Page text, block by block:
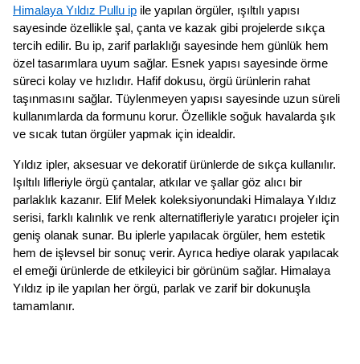
Himalaya Yıldız Pullu ip ile yapılan örgüler, ışıltılı yapısı
sayesinde özellikle şal, çanta ve kazak gibi projelerde sıkça
tercih edilir. Bu ip, zarif parlaklığı sayesinde hem günlük hem
özel tasarımlara uyum sağlar. Esnek yapısı sayesinde örme
süreci kolay ve hızlıdır. Hafif dokusu, örgü ürünlerin rahat
taşınmasını sağlar. Tüylenmeyen yapısı sayesinde uzun süreli
kullanımlarda da formunu korur. Özellikle soğuk havalarda şık
ve sıcak tutan örgüler yapmak için idealdir.
Yıldız ipler, aksesuar ve dekoratif ürünlerde de sıkça kullanılır.
Işıltılı lifleriyle örgü çantalar, atkılar ve şallar göz alıcı bir
parlaklık kazanır. Elif Melek koleksiyonundaki Himalaya Yıldız
serisi, farklı kalınlık ve renk alternatifleriyle yaratıcı projeler için
geniş olanak sunar. Bu iplerle yapılacak örgüler, hem estetik
hem de işlevsel bir sonuç verir. Ayrıca hediye olarak yapılacak
el emeği ürünlerde de etkileyici bir görünüm sağlar. Himalaya
Yıldız ip ile yapılan her örgü, parlak ve zarif bir dokunuşla
tamamlanır.